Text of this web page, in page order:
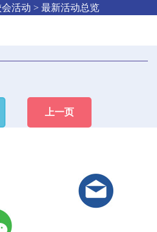
活动 > 最新活动总览
上一页